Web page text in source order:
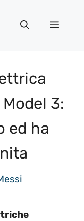
Menu
3:
ed ha